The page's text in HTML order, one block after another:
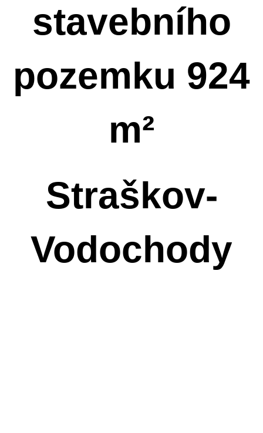
stavebního
pozemku 924
m²
Straškov-
Vodochody